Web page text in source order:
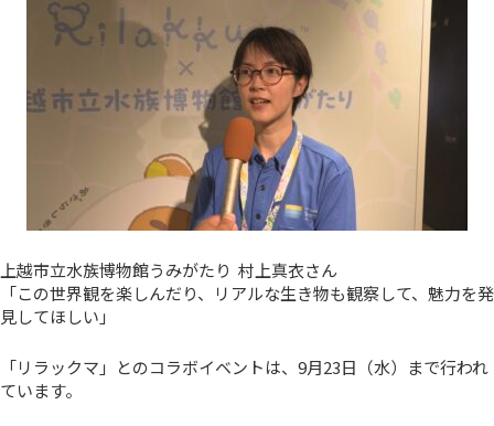
上越市立水族博物館うみがたり 村上真衣さん
「この世界観を楽しんだり、リアルな生き物も観察して、魅力を発
見してほしい」
「リラックマ」とのコラボイベントは、9月23日（水）まで行われ
ています。